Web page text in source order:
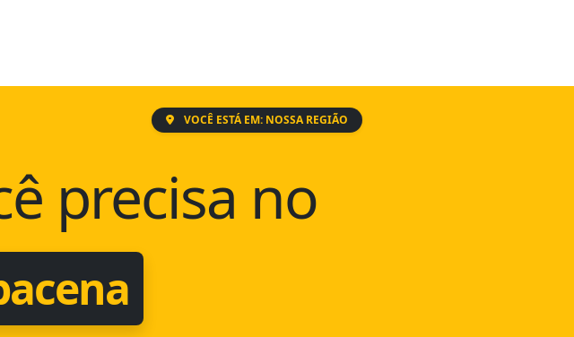
VOCÊ ESTÁ EM: NOSSA REGIÃO
precisa no